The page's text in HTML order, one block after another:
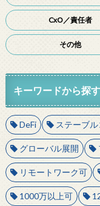
CxO／責任者
その他
キーワードから探す
DeFi ステーブ
グローバル展開
リモートワーク可
1000万以上可